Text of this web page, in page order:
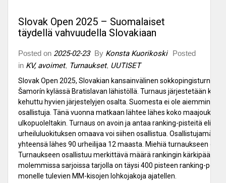
Slovak Open 2025 – Suomalaiset
täydellä vahvuudella Slovakiaan
Posted on 2025-02-23 By Konsta Kuorikoski
Posted
in KV, avoimet, Turnaukset, UUTISET
Slovak Open 2025, Slovakian kansainvälinen sokkopingisturnaus
Šamorín kylässä Bratislavan lähistöllä. Turnaus järjestetään
kehuttu hyvien järjestelyjen osalta. Suomesta ei ole aiemmin
osallistuja. Tänä vuonna matkaan lähtee lähes koko maajoukkue
ulkopuoleltakin. Turnaus on avoin ja antaa ranking-pisteitä eli
urheiluluokituksen omaava voi siihen osallistua.
yhteensä lähes 90 urheilijaa 12 maasta. Miehiä turnaukseen
Turnaukseen osallistuu merkittävä määrä rankingin kärkipään
molemmissa sarjoissa tarjolla on täysi 400 pisteen ranking-potti.
monelle tulevien MM-kisojen lohkojakoja ajatellen.